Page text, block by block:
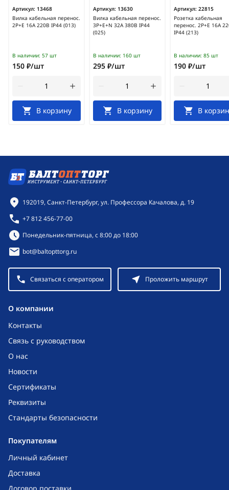
Артикул: 13468
Вилка кабельная перенос.
2Р+Е 16А 220В IP44 (013)
В наличии: 57 шт
150 ₽/шт
В корзину
Артикул: 13630
Вилка кабельная перенос.
3Р+Е+N 32А 380В IP44
(025)
В наличии: 160 шт
295 ₽/шт
В корзину
Артикул: 22815
Розетка кабельная
перенос. 2Р+Е 16А
IP44 (213)
В наличии: 85 шт
190 ₽/шт
В
O компании
Контакты
Связь с руководством
О нас
Новости
Сертификаты
Реквизиты
Стандарты безопасности
Покупателям
Личный кабинет
Доставка
Контактная информация
192019, Санкт-Петербург, ул. Профессора Качалова, д. 19
+7 812 456-77-00
Режим работы:
Понедельник-пятница, с 8:00 до 18:00
bot@baltopttorg.ru
Связаться с оператором Проложить маршрут